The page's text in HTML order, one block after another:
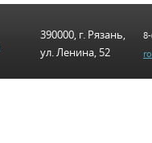
390000, г. Рязань,
ул. Ленина, 52